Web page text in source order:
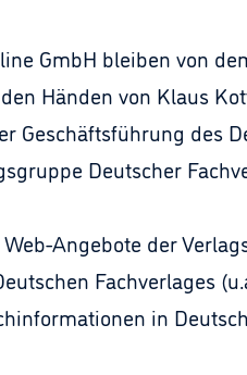
GmbH bleiben von
Händen von Klaus
Geschäftsführung des
Deutscher
Angebote der
Fachverlages
in